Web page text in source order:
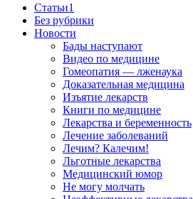
Cтатьи1
Без рубрики
Новости
Бады наступают
Видео по медицине
Гомеопатия — лженаука
Доказательная медицина
Изъятие лекарств
Книги по медицине
Лекарства и беременность
Лечение заболеваний
Лечим? Калечим!
Льготные лекарства
Медицинский юмор
Не могу молчать